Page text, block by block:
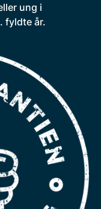
ung i
fyldte år.